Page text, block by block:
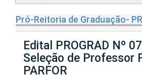
Pró-Reitoria de Graduação-
Edital PROGRAD Nº
Seleção de Professor
PARFOR